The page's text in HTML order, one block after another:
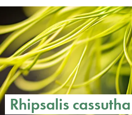
Rhipsalis cassutha